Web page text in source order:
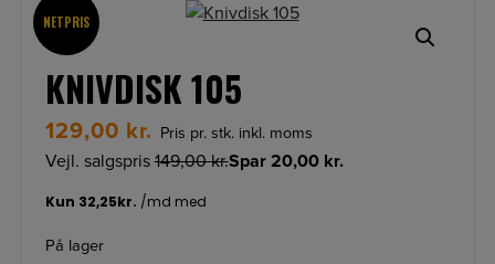
indholdet
NETPRIS
KNIVDISK 105
129,00 kr. Pris pr. stk. inkl. moms
Vejl. salgspris149,00kr.Spar 20,00 kr.
På lager